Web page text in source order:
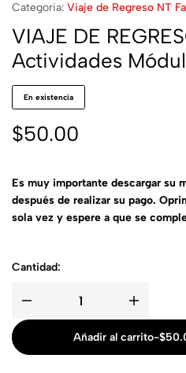
Categoria: Viaje de Regreso NT
VIAJE DE
Actividades
En existencia
$50.00
Es muy importante descargar su
después de realizar su pago.
sola vez y espere a que se
Cantidad:
Añadir al carrito-$